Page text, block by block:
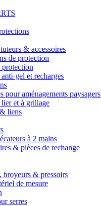
& accessoires
de protection
protection
gel et recharges
pour aménagements paysagers
lier et à grillage
liens
à 2 mains
& pièces de rechange
broyeurs & pressoirs
de mesure
serres